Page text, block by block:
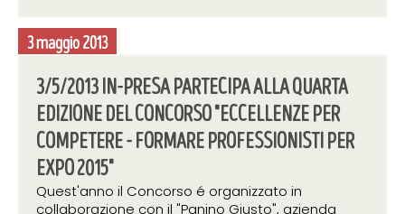
3 maggio 2013
3/5/2013 IN-PRESA PARTECIPA ALLA QUARTA
EDIZIONE DEL CONCORSO "ECCELLENZE PER
COMPETERE - FORMARE PROFESSIONISTI PER
EXPO 2015"
Quest'anno il Concorso é organizzato in
collaborazione con il "Panino Giusto", azienda